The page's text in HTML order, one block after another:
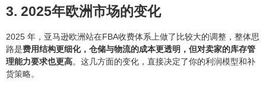
3. 2025年欧洲市场的变化
2025 年，亚马逊欧洲站在FBA收费体系上做了比较大的调整，整体思
路是费用结构更细化，仓储与物流的成本更透明，但对卖家的库存管
理能力要求也更高。这几方面的变化，直接决定了你的利润模型和补
货策略。